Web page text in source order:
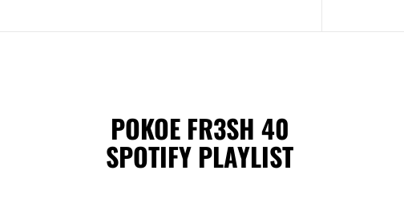
POKOE FR3SH 40
SPOTIFY PLAYLIST